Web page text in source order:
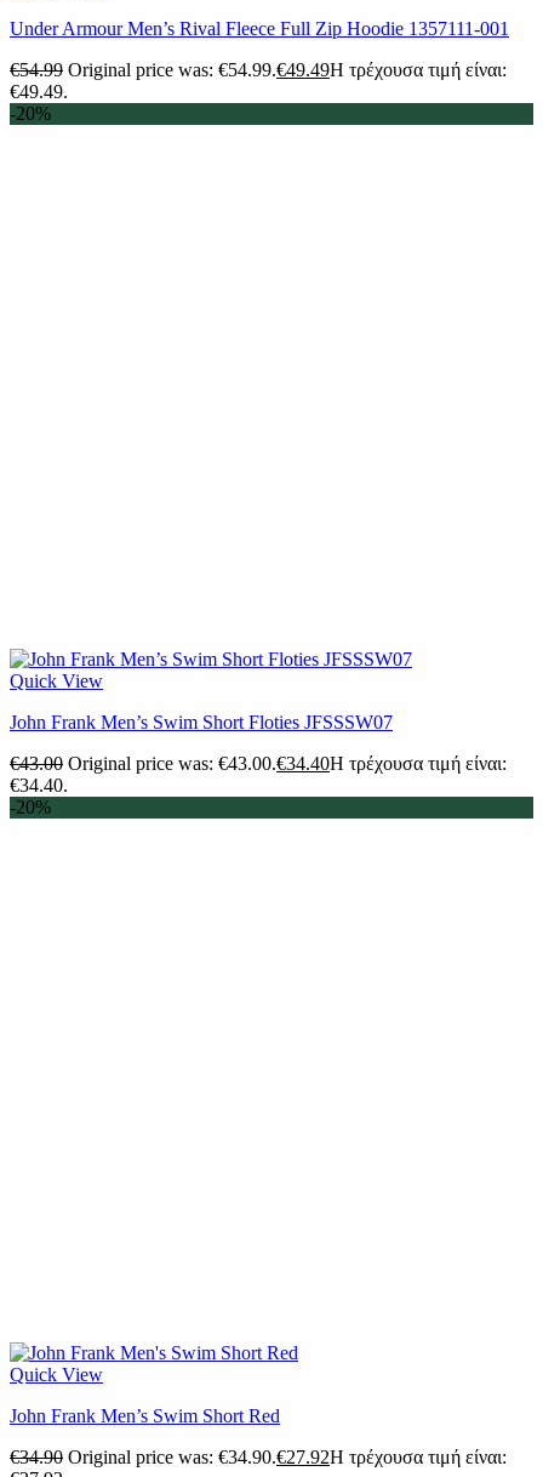
Under Armour Men’s Rival Fleece Full Zip Hoodie 1357111-001
€54.99 Original price was: €54.99.€49.49Η τρέχουσα τιμή είναι:
€49.49.
-20%
Quick View
John Frank Men’s Swim Short Floties JFSSSW07
€43.00 Original price was: €43.00.€34.40Η τρέχουσα τιμή είναι:
€34.40.
-20%
Quick View
John Frank Men’s Swim Short Red
€34.90 Original price was: €34.90.€27.92Η τρέχουσα τιμή είναι: